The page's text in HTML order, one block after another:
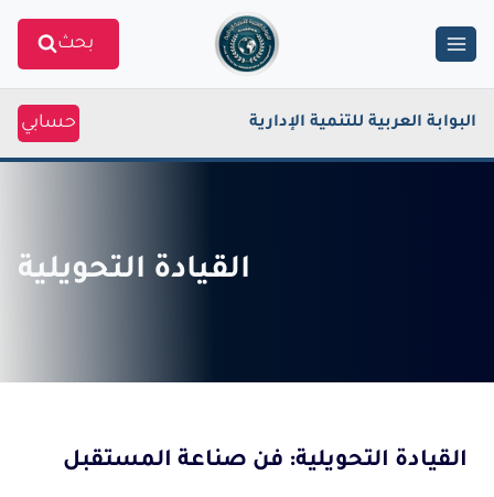
بحث
البوابة العربية للتنمية الإدارية حسابي
القيادة التحويلية
القيادة التحويلية: فن صناعة المستقبل